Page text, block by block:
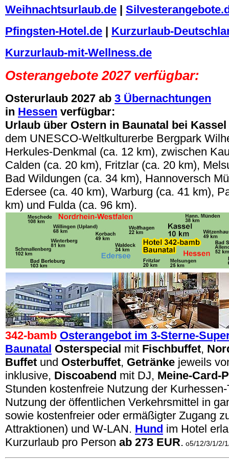
Weihnachtsurlaub.de |
Pfingsten-Hotel.de | Kurzurlaub-
Kurzurlaub-mit-Wellness.de
Osterangebote 2027verfügbar:
Osterurlaub 2027 ab 3 Übernachtungen
in Hessen verfügbar:
Urlaub über Ostern in Baunatal bei Kassel
dem UNESCO-Weltkulturerbe Bergpark
Herkules-Denkmal (ca. 12 km), zwischen
Calden (ca. 20 km), Fritzlar (ca. 20 km),
Bad Wildungen (ca. 34 km), Hannoversch
Edersee (ca. 40 km), Warburg (ca. 41 km),
km) und Fulda (ca. 96 km).
342-bamb Osterangebot im 3-Sterne-
Baunatal Osterspecial mit Fischbuffet,
Buffet und Osterbuffet, Getränke jeweils
inklusive, Discoabend mit DJ, Meine-Card-
Stunden kostenfreie Nutzung der
Nutzung der öffentlichen Verkehrsmittel in
sowie kostenfreier oder ermäßigter Zugang
Attraktionen) und W-LAN. Hund im Hotel
Kurzurlaub pro Person ab 273 EUR. o5/12/3/1/2/